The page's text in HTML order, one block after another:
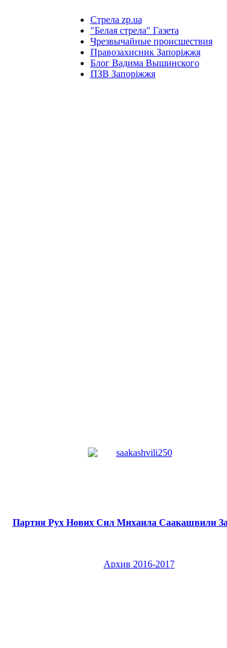
Стрела zp.ua
"Белая стрела" Газета
Чрезвычайные происшествия
Правозахисник Запоріжжя
Блог Вадима Вышинского
ПЗВ Запоріжжя
Партия Рух Нових Сил Михаила Саакашвили
Архив 2016-2017